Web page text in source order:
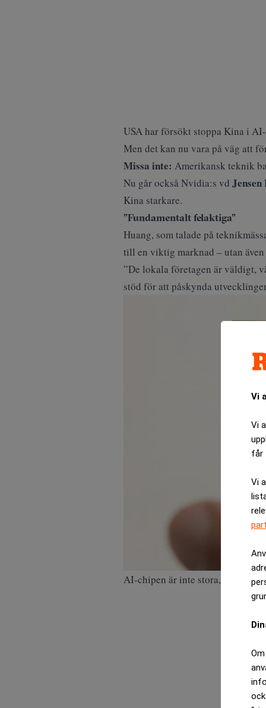
Vi
Vi
får
Vi
USA har försökt stoppa Kina i
Men det kan nu vara på väg att
Missa inte: Amerikansk teknik
Nu går också Nvidia:s vd Jensen
Kina starkare.
”Fundamentalt felaktiga”
Huang, som talade på
till en viktig marknad – utan
”De lokala företagen är väldigt,
stöd för att påskynda
AI-chipen är inte stora, men de